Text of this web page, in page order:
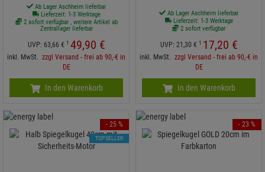
Ab Lager Aschheim lieferbar
Lieferzeit: 1-3 Werktage
2 sofort verfügbar , weitere Artikel ab
Zentrallager lieferbar
UVP: 63,66 € 1 49,90 €
inkl. MwSt. zzgl Versand - frei ab 90,-€ in
DE
In den Warenkorb
Ab Lager Aschheim lieferbar
Lieferzeit: 1-3 Werktage
2 sofort verfügbar
UVP: 21,30 € 1 17,20 €
inkl. MwSt. zzgl Versand - frei ab 90,-€ in
DE
In den Warenkorb
- 25 %
TOPSELLER
- 23 %